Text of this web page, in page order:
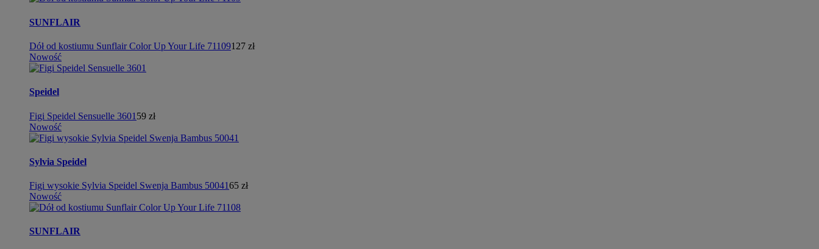
SUNFLAIR
Dół od kostiumu Sunflair Color Up Your Life 71109127 zł
Nowość
Speidel
Figi Speidel Sensuelle 3601 59 zł
Nowość
Sylvia Speidel
Figi wysokie Sylvia Speidel Swenja Bambus 5004165 zł
Nowość
SUNFLAIR